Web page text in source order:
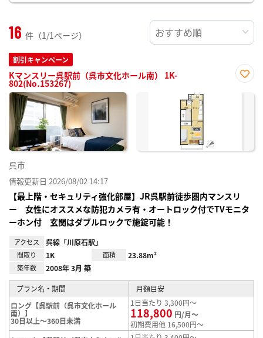
16 件（1/1ページ）
割引キャンペーン
Kマンスリー呉駅前（呉市文化ホール南） 1K-
802(No.153267)
に入
呉市
情報更新日 2026/08/02 14:17
【最上階・セキュリティ強化部屋】JR呉駅前徒歩圏内マンスリ
ー 女性にオススメな防犯カメラ有・オートロック付でTVモニタ
ーホン付 玄関はダブルロックで施錠可能！
アクセス 呉線「川原石駅」
間取り 1K 面積 23.88m²
築年数 2008年 3月 築
プラン名・期間
月額目安
ロング【呉駅前（呉市文化ホール
南）】
30日以上～360日未満
1日当たり 3,300円～
118,800 円/月～
初期費用他 16,500円～